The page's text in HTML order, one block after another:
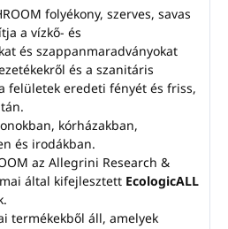
folyékony, szerves, savas
a vízkő- és
és szappanmaradványokat
és a szanitáris
felületek eredeti fényét és friss,
kórházakban,
és irodákban.
az Allegrini Research &
által kifejlesztett EcologicALL
termékekből áll, amelyek